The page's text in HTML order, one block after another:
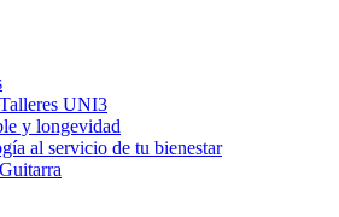
UNI3
y longevidad
al servicio de tu bienestar